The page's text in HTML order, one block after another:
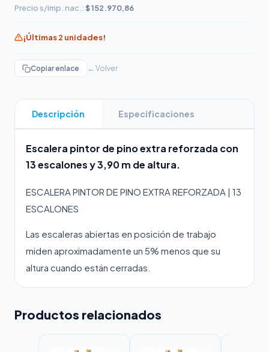
Precio s/imp. nac.: $ 152.970,86
¡Últimas 2 unidades!
Copiar enlace ← Volver
Descripción Especificaciones
Escalera pintor de pino extra reforzada con
13 escalones y 3,90 m de altura.
ESCALERA PINTOR DE PINO EXTRA REFORZADA | 13
ESCALONES
Las escaleras abiertas en posición de trabajo
miden aproximadamente un 5% menos que su
altura cuando están cerradas.
Productos relacionados